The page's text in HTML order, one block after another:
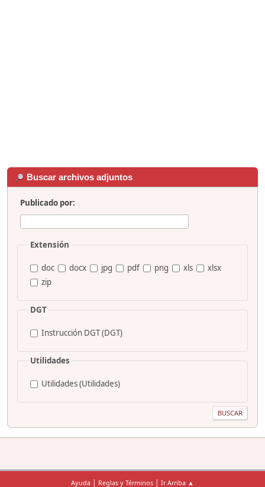
Buscar archivos adjuntos
Publicado por:
Extensión
doc docx jpg pdf png xls
xlsx
zip
DGT
Instrucción DGT (DGT)
Utilidades
Utilidades (Utilidades)
Ayuda | Reglas y Términos | Ir Arriba ▲